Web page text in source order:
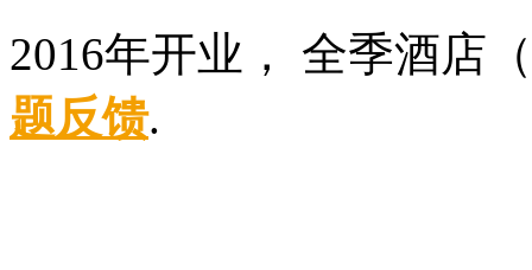
2016年开业， 全季酒
题反馈.